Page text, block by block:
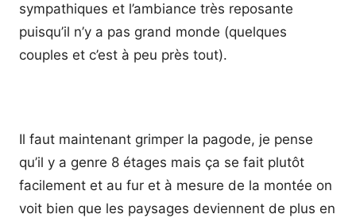
sympathiques et l’ambiance très reposante
puisqu’il n’y a pas grand monde (quelques
couples et c’est à peu près tout).
Il faut maintenant grimper la pagode, je pense
qu’il y a genre 8 étages mais ça se fait plutôt
facilement et au fur et à mesure de la montée on
voit bien que les paysages deviennent de plus en